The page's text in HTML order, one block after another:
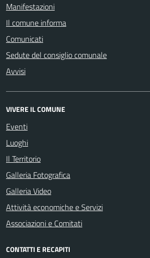
Manifestazioni
Il comune informa
Comunicati
Sedute del consiglio comunale
Avvisi
VIVERE IL COMUNE
Eventi
Luoghi
Il Territorio
Galleria Fotografica
Galleria Video
Attività economiche e Servizi
Associazioni e Comitati
CONTATTI E RECAPITI